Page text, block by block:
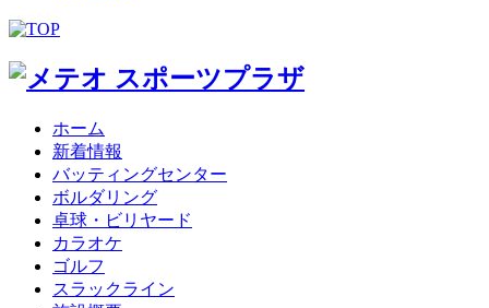
ホーム
新着情報
バッティングセンター
ボルダリング
卓球・ビリヤード
カラオケ
ゴルフ
スラックライン